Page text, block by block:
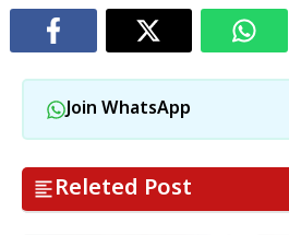
Join WhatsApp
Releted Post